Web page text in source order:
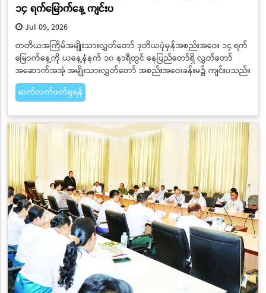
၁၄ ရက်မြောက်နေ့ ကျင်းပ
Jul 09, 2026
တတိယအကြိမ်အမျိုးသားလွှတ်တော် ဒုတိယပုံမှန်အစည်းအဝေး ၁၄ ရက်
မြောက်နေ့ကို ယနေ့နံနက် ၁၀ နာရီတွင် နေပြည်တော်ရှိ လွှတ်တော်
အဆောက်အအုံ အမျိုးသားလွှတ်တော် အစည်းအဝေးခန်းမ၌ ကျင်းပသည်။
ဆက်လက်ဖတ်ရှုရန်